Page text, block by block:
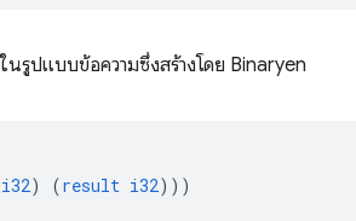
รูปแบบข้อความซึ่งสร้างโดย Binaryen
i32) (result i32)))